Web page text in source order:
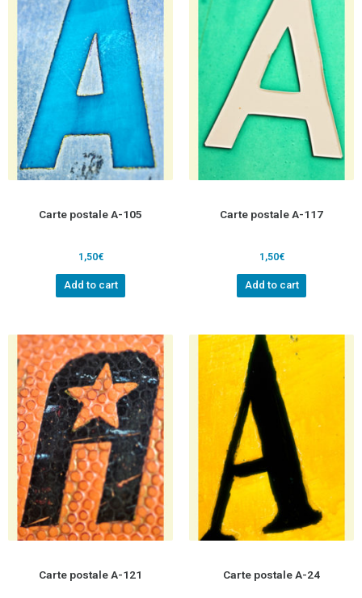
Carte postale A-105
1,50€
Add to cart
Carte postale A-117
1,50€
Add to cart
Carte postale A-121 Carte postale A-24